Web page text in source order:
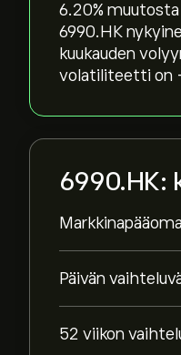
‎6.20‎% muutosta
6990.HK
kuukauden
volatiliteetti on
6990.HK:
Markkinapääoma
Päivän
52 viikon